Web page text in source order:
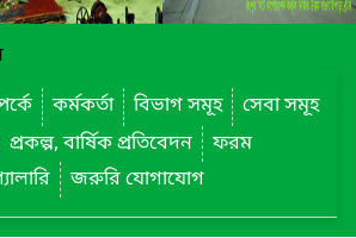
কর্মকর্তা বিভাগ সমূহ
সেবা সমূহ
প্রকল্প, বার্ষিক প্রতিবেদন
ফরম
জরুরি যোগাযোগ